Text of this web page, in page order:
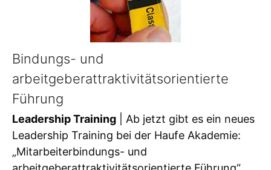
Bindungs- und
arbeitgeberattraktivitätsorientierte
Führung
Leadership Training | Ab jetzt gibt es ein neues
Leadership Training bei der Haufe Akademie:
„Mitarbeiterbindungs- und